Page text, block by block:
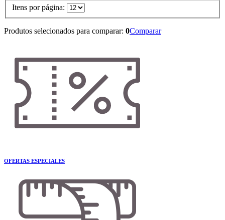
Itens por página:
Produtos selecionados para comparar: 0Comparar
OFERTAS ESPECIALES